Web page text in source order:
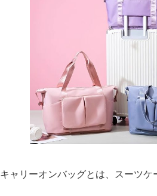
キャリーオンバッグとは、スーツケ